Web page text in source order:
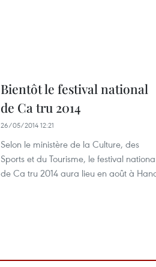
Bientôt le festival national
de Ca tru 2014
26/05/2014 12:21
Selon le ministère de la Culture, des
Sports et du Tourisme, le festival
de Ca tru 2014 aura lieu en août à